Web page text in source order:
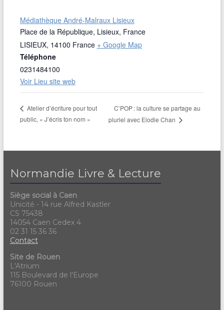
Médiathèque André-Malraux Lisieux
Place de la République, Lisieux, France
LISIEUX, 14100 France + Google Map
Téléphone
0231484100
Voir Lieu site web
Atelier d’écriture pour tout
public, « J’écris ton nom »
C’POP : la culture se partage au
pluriel avec Elodie Chan
Normandie Livre & Lecture
Siège social à Caen
Unicité - 14 rue Alfred Kastler
CS 75438
14054 Caen Cedex 4
02 31 15 36 36
Contact
Site de Rouen
L'Atrium
115 Boulevard de l'Europe
76100 Rouen